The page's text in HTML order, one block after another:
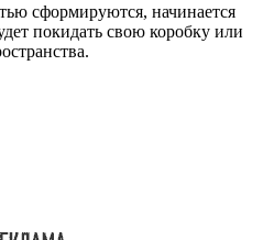
сформируются, начинается
покидать свою коробку или